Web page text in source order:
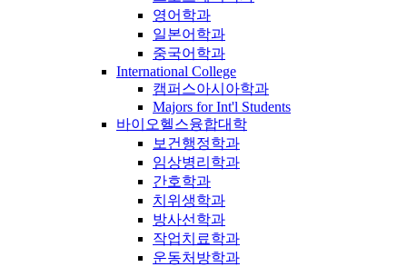
영어학과
일본어학과
중국어학과
International College
캠퍼스아시아학과
Majors for Int'l Students
바이오헬스융합대학
보건행정학과
임상병리학과
간호학과
치위생학과
방사선학과
작업치료학과
운동처방학과